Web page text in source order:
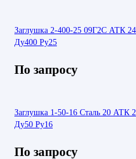
Заглушка 2-400-25 09Г2С АТК
Ду400 Ру25
По запросу
Заглушка 1-50-16 Сталь 20 АТК
Ду50 Ру16
По запросу